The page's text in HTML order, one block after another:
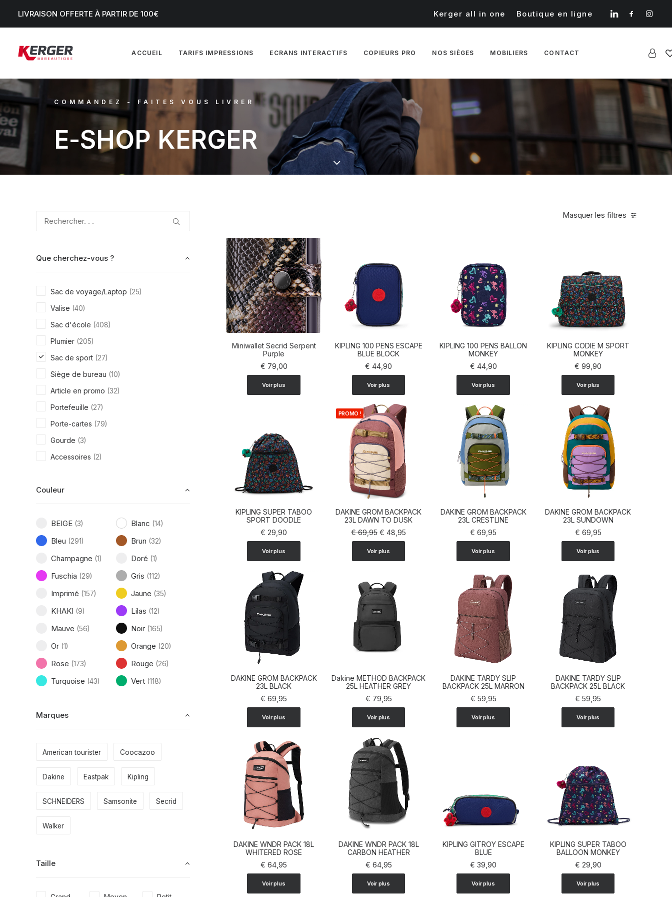
LIVRAISON OFFERTE À PARTIR DE 100€ Kerger all in one Boutique en ligne
ACCUEIL TARIFS IMPRESSIONS ECRANS INTERACTIFS COPIEURS PRO NOS SIÈGES MOBILIERS CONTACT
COMMANDEZ - FAITES VOUS LIVRER
E-SHOP KERGER
Que cherchez-vous ?
Sac de voyage/Laptop (25)
Valise (40)
Sac d'école (408)
Plumier (205)
Sac de sport (27)
Siège de bureau (10)
Article en promo (32)
Portefeuille (27)
Porte-cartes (79)
Gourde (3)
Accessoires (2)
Couleur
BEIGE (3) Blanc (14)
Bleu (291) Brun (32)
Champagne (1) Doré (1)
Fuschia (29) Gris (112)
Imprimé (157) Jaune (35)
KHAKI (9) Lilas (12)
Mauve (56) Noir (165)
Or (1) Orange (20)
Rose (173) Rouge (26)
Turquoise (43) Vert (118)
Marques
American tourister Coocazoo
Dakine Eastpak Kipling
SCHNEIDERS Samsonite Secrid
Walker
Taille
Masquer les filtres
AJOUTER AU PANIER
Miniwallet Secrid Serpent
Purple
€ 79,00
Voir plus
AJOUTER AU PANIER
KIPLING 100 PENS ESCAPE
BLUE BLOCK
€ 44,90
Voir plus
AJOUTER AU PANIER
KIPLING 100 PENS BALLON
MONKEY
€ 44,90
Voir plus
AJOUTER AU PANIER
KIPLING CODIE M SPORT
MONKEY
€ 99,90
Voir plus
AJOUTER AU PANIER
KIPLING SUPER TABOO
SPORT DOODLE
€ 29,90
Voir plus
PROMO !
AJOUTER AU PANIER
DAKINE GROM BACKPACK
23L DAWN TO DUSK
€69,95 Le
prix
initial
était :
€ 69,95.
€ 48,95
Voir plus
AJOUTER AU PANIER
DAKINE GROM BACKPACK
23L CRESTLINE
€ 69,95
Voir plus
AJOUTER AU PANIER
DAKINE GROM BACKPACK
23L SUNDOWN
€ 69,95
Voir plus
AJOUTER AU PANIER
DAKINE GROM BACKPACK
23L BLACK
€ 69,95
Voir plus
AJOUTER AU PANIER
Dakine METHOD BACKPACK
25L HEATHER GREY
€ 79,95
Voir plus
AJOUTER AU PANIER
DAKINE TARDY SLIP
BACKPACK 25L MARRON
€ 59,95
Voir plus
AJOUTER AU PANIER
DAKINE TARDY SLIP
BACKPACK 25L BLACK
€ 59,95
Voir plus
AJOUTER AU PANIER
DAKINE WNDR PACK 18L
WHITERED ROSE
€ 64,95
Voir plus
AJOUTER AU PANIER
DAKINE WNDR PACK 18L
CARBON HEATHER
€ 64,95
Voir plus
AJOUTER AU PANIER
KIPLING GITROY ESCAPE
BLUE
€ 39,90
Voir plus
AJOUTER AU PANIER
KIPLING SUPER TABOO
BALLOON MONKEY
€ 29,90
Voir plus